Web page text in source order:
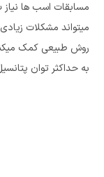
مسابقات اسب ها نیاز
میتواند مشکلات زیادی
روش طبیعی کمک
به حداکثر توان